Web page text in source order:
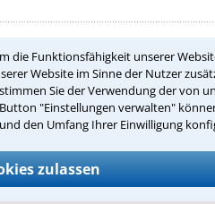
die Funktionsfähigkeit unserer
Website im Sinne der Nutzer
Sie der Verwendung der von
"Einstellungen verwalten"
den Umfang Ihrer Einwilligung
zulassen
Rechtswissen